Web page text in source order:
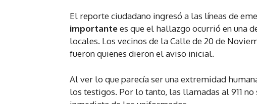
El reporte ciudadano ingresó a las líneas de
importantees que el hallazgo ocurrió en una
locales. Los vecinos de la Calle de 20 de
fueron quienes dieron el aviso inicial.
Al ver lo que parecía ser una extremidad
los testigos. Por lo tanto, las llamadas al 911